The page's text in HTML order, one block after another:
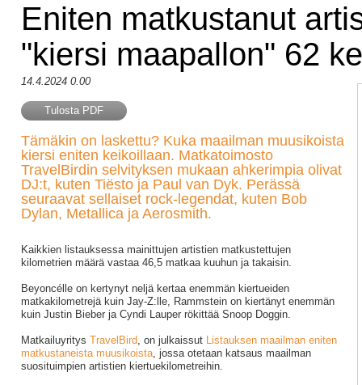
Eniten matkustanut
"kiersi maapallon" 62
14.4.2024 0.00
Tulosta PDF
Tämäkin on laskettu? Kuka maailman muusikoista
kiersi eniten keikoillaan. Matkatoimosto
TravelBirdin selvityksen mukaan ahkerimpia olivat
DJ:t, kuten Tiësto ja Paul van Dyk. Perässä
seuraavat sellaiset rock-legendat, kuten Bob
Dylan, Metallica ja Aerosmith.
Kaikkien listauksessa mainittujen artistien matkustettujen
kilometrien määrä vastaa 46,5 matkaa kuuhun ja takaisin.
Beyoncélle on kertynyt neljä kertaa enemmän kiertueiden
matkakilometrejä kuin Jay-Z:lle, Rammstein on kiertänyt enemmän
kuin Justin Bieber ja Cyndi Lauper rökittää Snoop Doggin.
Matkailuyritys TravelBird, on julkaissut Listauksen maailman eniten
matkustaneista muusikoista, jossa otetaan katsaus maailman
suosituimpien artistien kiertuekilometreihin.